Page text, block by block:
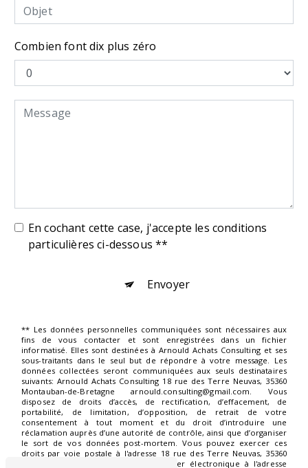
Combien font dix plus zéro
En cochant cette case, j'accepte les conditions
particulières ci-dessous **
Envoyer
** Les données personnelles communiquées sont nécessaires aux
fins de vous contacter et sont enregistrées dans un fichier
informatisé. Elles sont destinées à Arnould Achats Consulting et ses
sous-traitants dans le seul but de répondre à votre message. Les
données collectées seront communiquées aux seuls destinataires
suivants: Arnould Achats Consulting 18 rue des Terre Neuvas, 35360
Montauban-de-Bretagne arnould.consulting@gmail.com. Vous
disposez de droits d’accès, de rectification, d’effacement, de
portabilité, de limitation, d’opposition, de retrait de votre
consentement à tout moment et du droit d’introduire une
réclamation auprès d’une autorité de contrôle, ainsi que d’organiser
le sort de vos données post-mortem. Vous pouvez exercer ces
droits par voie postale à l'adresse 18 rue des Terre Neuvas, 35360
Montauban-de-Bretagne ou par courrier électronique à l'adresse